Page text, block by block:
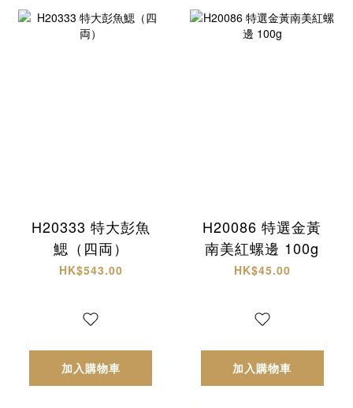
H20333 特大彭魚
鰓（四両）
HK$543.00
加入購物車
H20086 特選金黃
南美紅螺邊 100g
HK$45.00
加入購物車